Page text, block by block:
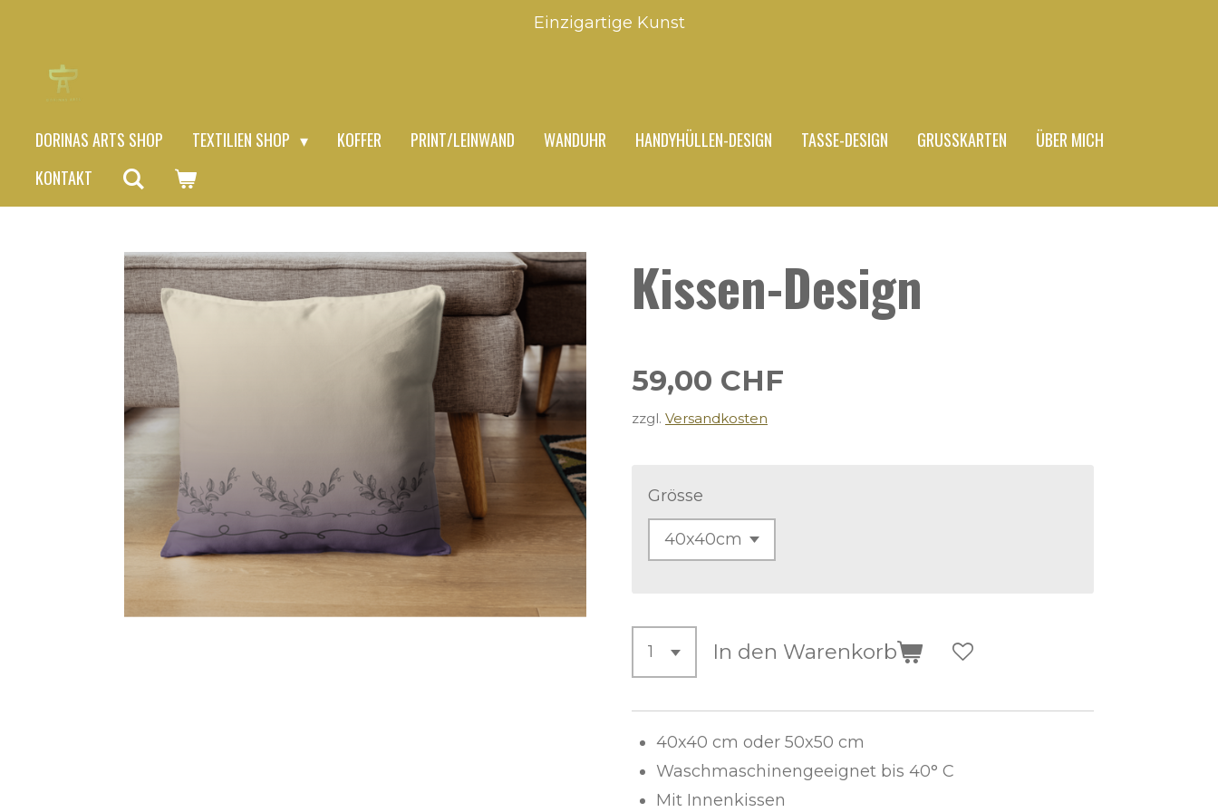
springen
Einzigartige Kunst
DORINAS ARTS SHOP TEXTILIEN SHOP KOFFER PRINT/LEINWAND WANDUHR HANDYHÜLLEN-DESIGN TASSE-DESIGN GRUSSKARTEN
ÜBER MICH
KONTAKT
Kissen-Design
59,00 CHF
zzgl. Versandkosten
Grösse
In den Warenkorb
40x40 cm oder 50x50 cm
Waschmaschinengeeignet bis 40° C
Mit Innenkissen